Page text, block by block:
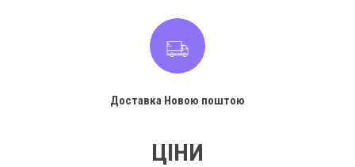
Доставка Новою поштою
ЦІНИ